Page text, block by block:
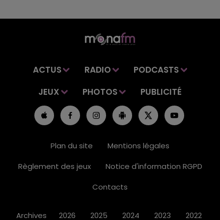
ACTUS RADIO
PODCASTS
JEUX
PHOTOS PUBLICITÉ
Plan du site
Mentions légales
Règlement des jeux
Notice d'information RGPD
Contacts
Archives 2026 2025 2024 2023 2022